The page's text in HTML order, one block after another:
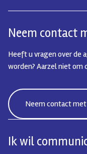
Neem contact
Heeft u vragen over de
worden? Aarzel niet
Neem contact met
Ik wil